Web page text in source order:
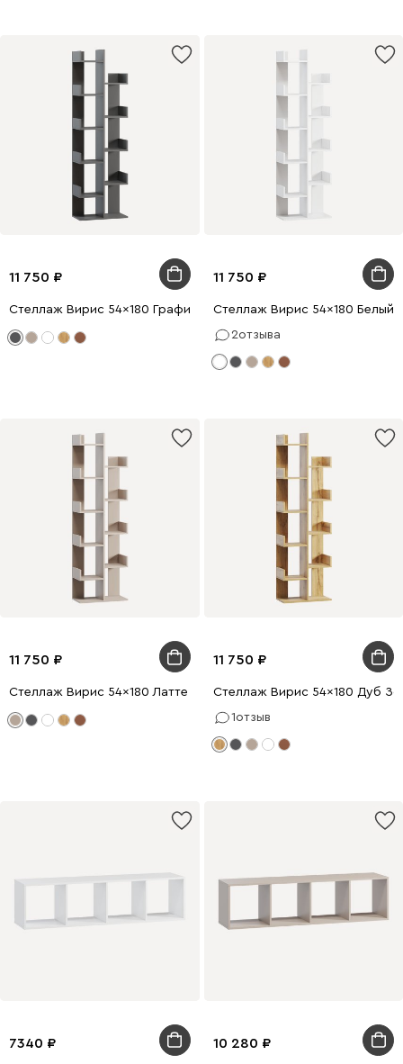
11 750
Стеллаж Вирис 54x180 Графитовый
11 750
Стеллаж Вирис 54x180 Белый
2отзыва
11 750
Стеллаж Вирис 54x180 Латте
11 750
Стеллаж Вирис 54x180 Дуб
1отзыв
7340 10 280